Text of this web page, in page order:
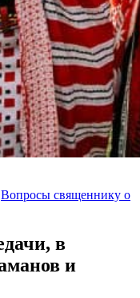
Вопросы священнику о
в
и